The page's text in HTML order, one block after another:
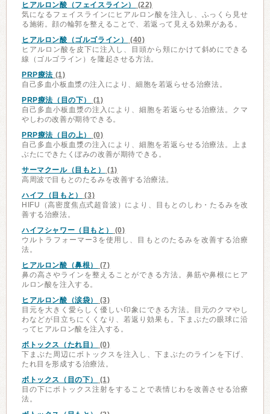
ヒアルロン酸（フェイスライン）
(22)
気になるフェイスラインにヒアルロン酸を注入し、ふっくら見せ
る施術。顔の輪郭を整えることで、若返って見える効果がある。
ヒアルロン酸（ゴルゴライン）
(40)
ヒアルロン酸を皮下に注入し、目頭から頬にかけて斜めにできる
線（ゴルゴライン）を隆起させる方法。
PRP療法 (1)
自己多血小板血漿の注入により、細胞を若返らせる治療法。
PRP療法（目の下）
(1)
自己多血小板血漿の注入により、細胞を若返らせる治療法。クマ
やしわの改善が期待できる。
PRP療法（目の上）
(0)
自己多血小板血漿の注入により、細胞を若返らせる治療法。上ま
ぶたにできたくぼみの改善が期待できる。
サーマクール（目もと）
(1)
高周波で目もとのたるみを改善する治療法。
ハイフ（目もと）
(3)
HIFU（高密度焦点式超音波）により、目もとのしわ・たるみを改
善する治療法。
ハイフシャワー（目もと）
(0)
ウルトラフォーマー3を使用し、目もとのたるみを改善する治療
法。
ヒアルロン酸（鼻根）
(7)
鼻の高さやラインを整えることができる方法。鼻筋や鼻根にヒア
ルロン酸を注入する。
ヒアルロン酸（涙袋）
(3)
目元を大きく愛らしく優しい印象にできる方法。目元のクマやし
わなどが目立ちにくくなり、若返り効果も。下まぶたの眼球に沿
ってヒアルロン酸を注入する。
ボトックス（たれ目）
(0)
下まぶた周辺にボトックスを注入し、下まぶたのラインを下げ、
たれ目を形成する治療法。
ボトックス（目の下）
(1)
目の下にボトックス注射をすることで表情じわを改善させる治療
法。